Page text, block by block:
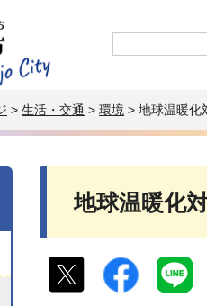
> 生活・交通 > 環境 > 地球温暖化
地球温暖化